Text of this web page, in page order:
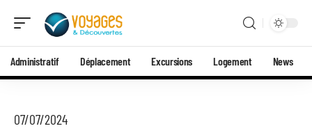
Administratif Déplacement Excursions Logement News
07/07/2024